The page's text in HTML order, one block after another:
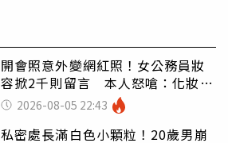
開會照意外變網紅照！女公務員妝
容掀2千則留言 本人怒嗆：化妝有
錯嗎2026-08-05 22:43
私密處長滿白色小顆粒！20歲男崩